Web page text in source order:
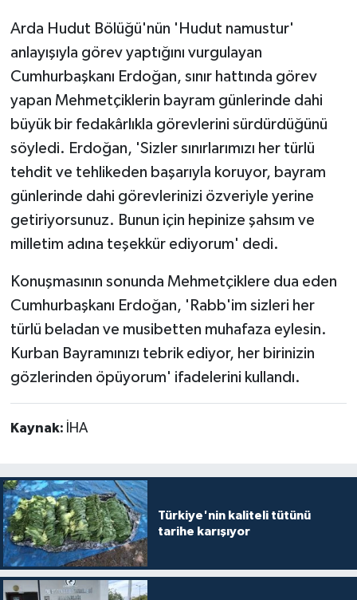
Arda Hudut Bölüğü'nün 'Hudut namustur'
anlayışıyla görev yaptığını vurgulayan
Cumhurbaşkanı Erdoğan, sınır hattında görev
yapan Mehmetçiklerin bayram günlerinde dahi
büyük bir fedakârlıkla görevlerini sürdürdüğünü
söyledi. Erdoğan, 'Sizler sınırlarımızı her türlü
tehdit ve tehlikeden başarıyla koruyor, bayram
günlerinde dahi görevlerinizi özveriyle yerine
getiriyorsunuz. Bunun için hepinize şahsım ve
milletim adına teşekkür ediyorum' dedi.
Konuşmasının sonunda Mehmetçiklere dua eden
Cumhurbaşkanı Erdoğan, 'Rabb'im sizleri her
türlü beladan ve musibetten muhafaza eylesin.
Kurban Bayramınızı tebrik ediyor, her birinizin
gözlerinden öpüyorum' ifadelerini kullandı.
Kaynak: İHA
Türkiye'nin kaliteli tütünü
tarihe karışıyor